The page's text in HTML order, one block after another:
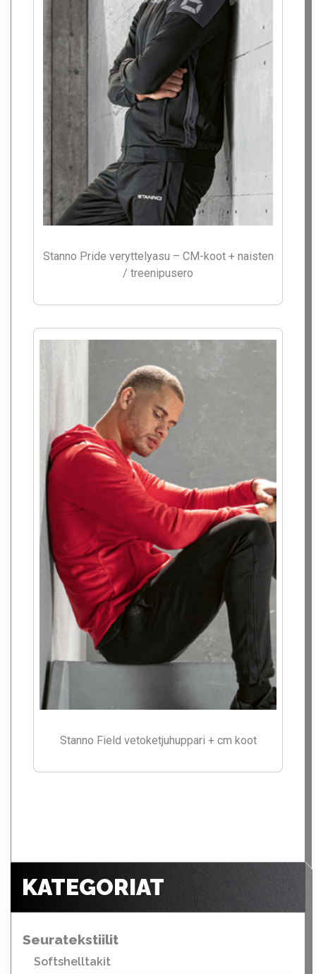
Stanno Pride veryttelyasu – CM-koot + naisten
/ treenipusero
Stanno Field vetoketjuhuppari + cm koot
KATEGORIAT
Seuratekstiilit
Softshelltakit